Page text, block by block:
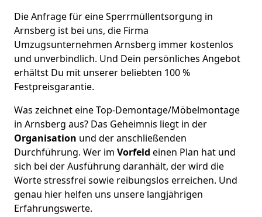
Die Anfrage für eine Sperrmüllentsorgung in
Arnsberg ist bei uns, die Firma
Umzugsunternehmen Arnsberg immer kostenlos
und unverbindlich. Und Dein persönliches Angebot
erhältst Du mit unserer beliebten 100 %
Festpreisgarantie.
Was zeichnet eine Top-Demontage/Möbelmontage
in Arnsberg aus? Das Geheimnis liegt in der
Organisation und der anschließenden
Durchführung. Wer im Vorfeld einen Plan hat und
sich bei der Ausführung daranhält, der wird die
Worte stressfrei sowie reibungslos erreichen. Und
genau hier helfen uns unsere langjährigen
Erfahrungswerte.